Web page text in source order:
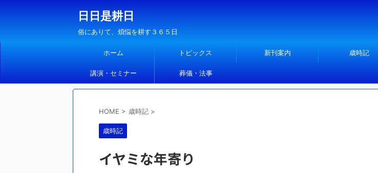
日日是耕日
俗にありて、煩悩を耕す３６５日
ホーム トピックス 新刊案内 歳時記
講演・セミナー 葬儀・法事
HOME > 歳時記 >
歳時記
イヤミな年寄り